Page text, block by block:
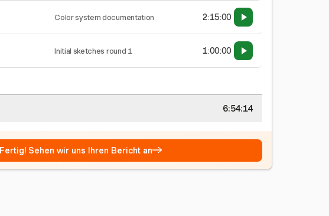
Color system documentation 2:15:00
Initial sketches round 1 1:00:00
6:54:15
Fertig! Sehen wir uns Ihren Bericht an→